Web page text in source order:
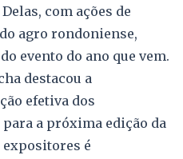
com ações de
agro rondoniense,
evento do ano que vem.
destacou a
efetiva dos
a próxima edição da
é